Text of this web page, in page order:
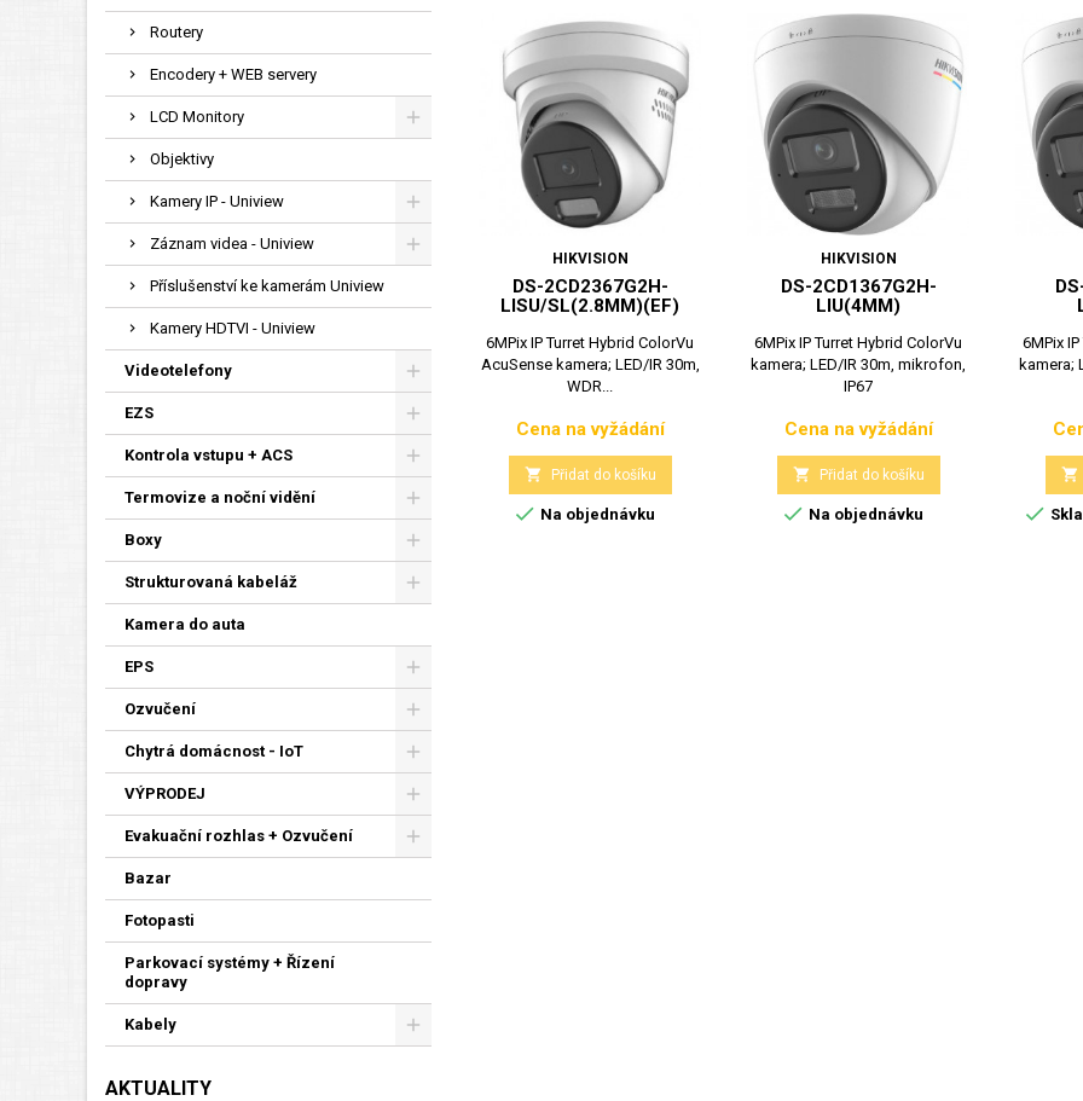
Routery
Encodery + WEB servery
LCD Monitory
Objektivy
Kamery IP - Uniview
Záznam videa - Uniview
Příslušenství ke kamerám Uniview
Kamery HDTVI - Uniview
Videotelefony
EZS
Kontrola vstupu + ACS
Termovize a noční vidění
Boxy
Strukturovaná kabeláž
Kamera do auta
EPS
Ozvučení
Chytrá domácnost - IoT
VÝPRODEJ
Evakuační rozhlas + Ozvučení
Bazar
Fotopasti
Parkovací systémy + Řízení
dopravy
Kabely
AKTUALITY
HIKVISION
DS-2CD2367G2H-
LISU/SL(2.8MM)(EF)
6MPix IP Turret Hybrid ColorVu
AcuSense kamera; LED/IR 30m,
WDR...
Cena
Cena na vyžádání
 Přidat do košíku
 Na objednávku
HIKVISION
DS-2CD1367G2H-
LIU(4MM)
6MPix IP Turret Hybrid ColorVu
kamera; LED/IR 30m, mikrofon,
IP67
Cena
Cena na vyžádání
 Přidat do košíku
 Na objednávku
6MPix
kamera;

